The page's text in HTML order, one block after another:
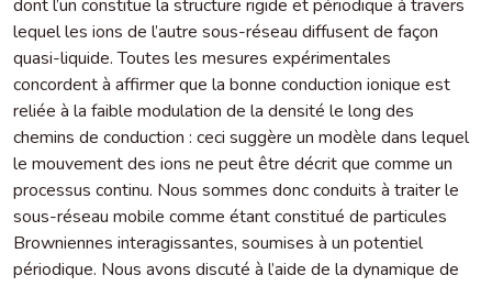
dont l’un constitue la structure rigide et périodique à travers
lequel les ions de l’autre sous-réseau diffusent de façon
quasi-liquide. Toutes les mesures expérimentales
concordent à affirmer que la bonne conduction ionique est
reliée à la faible modulation de la densité le long des
chemins de conduction : ceci suggère un modèle dans lequel
le mouvement des ions ne peut être décrit que comme un
processus continu. Nous sommes donc conduits à traiter le
sous-réseau mobile comme étant constitué de particules
Browniennes interagissantes, soumises à un potentiel
périodique. Nous avons discuté à l’aide de la dynamique de